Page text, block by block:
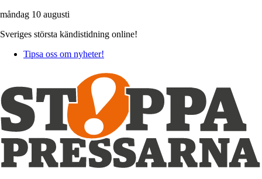
måndag 10 augusti
Sveriges största kändistidning online!
Tipsa oss om nyheter!